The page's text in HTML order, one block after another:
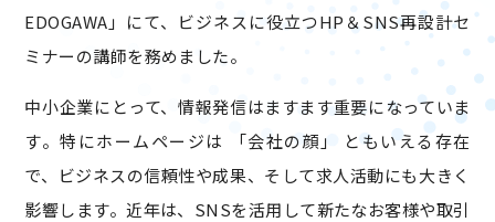
EDOGAWA」にて、ビジネスに役立つHP＆SNS再設計セ
ミナーの講師を務めました。
中小企業にとって、情報発信はますます重要になっていま
す。特にホームページは 「会社の顔」 ともいえる存在
で、ビジネスの信頼性や成果、そして求人活動にも大きく
影響します。近年は、SNSを活用して新たなお客様や取引